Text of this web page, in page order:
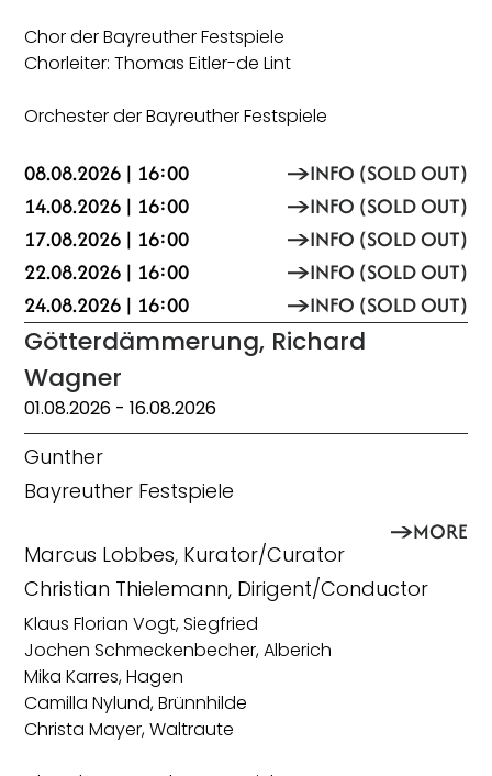
Chor der Bayreuther Festspiele
Chorleiter: Thomas Eitler-de Lint
Orchester der Bayreuther Festspiele
08.08.2026 | 16:00
INFO (SOLD OUT)
14.08.2026 | 16:00
INFO (SOLD OUT)
17.08.2026 | 16:00
INFO (SOLD OUT)
22.08.2026 | 16:00
INFO (SOLD OUT)
24.08.2026 | 16:00
INFO (SOLD OUT)
Götterdämmerung, Richard
Wagner
01.08.2026 - 16.08.2026
Gunther
Bayreuther Festspiele
MORE
Marcus Lobbes, Kurator/Curator
Christian Thielemann, Dirigent/Conductor
Klaus Florian Vogt, Siegfried
Jochen Schmeckenbecher, Alberich
Mika Karres, Hagen
Camilla Nylund, Brünnhilde
Christa Mayer, Waltraute